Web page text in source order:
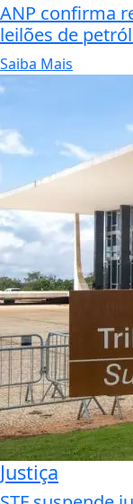
ANP confirma
leilões de
Saiba Mais
Justiça